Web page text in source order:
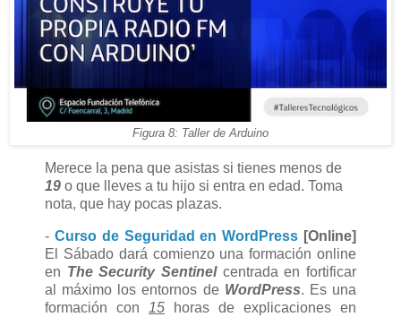
Figura 8: Taller de Arduino
Merece la pena que asistas si tienes menos de
19 o que lleves a tu hijo si entra en edad. Toma
nota, que hay pocas plazas.
- Curso de Seguridad en WordPress [Online]
El Sábado dará comienzo una formación online
en The Security Sentinelcentrada en fortificar
al máximo los entornos de WordPress. Es una
formación con 15 horas de explicaciones en